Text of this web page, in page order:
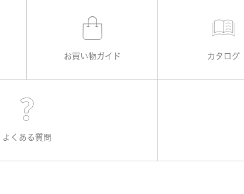
お買い物ガイド カタログ
よくある質問